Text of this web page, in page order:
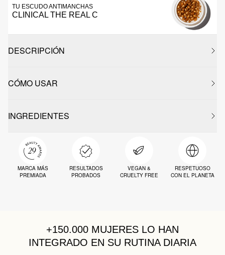
TU ESCUDO ANTIMANCHAS
CLINICAL THE REAL C
DESCRIPCIÓN
CÓMO USAR
INGREDIENTES
MARCA MÁS
PREMIADA
RESULTADOS
PROBADOS
VEGAN &
CRUELTY FREE
RESPETUOSO
CON EL PLANETA
+150.000 MUJERES LO HAN
INTEGRADO EN SU RUTINA DIARIA